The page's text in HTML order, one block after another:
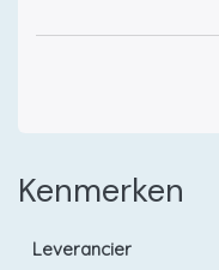
Kenmerken
Leverancier